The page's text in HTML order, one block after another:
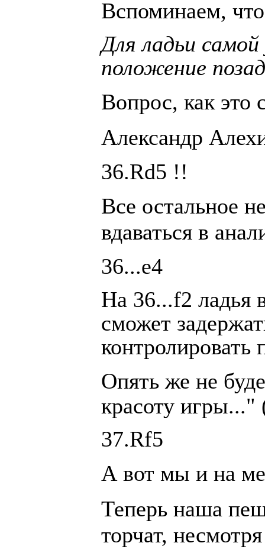
Вспоминаем, что
Для ладьи самой
положение
Вопрос, как это
Александр
36.Rd5 !!
Все остальное
вдаваться в
36...e4
На 36...f2 ладья
сможет
контролировать
Опять же не
красоту игры..."
37.Rf5
А вот мы и на
Теперь наша
торчат,